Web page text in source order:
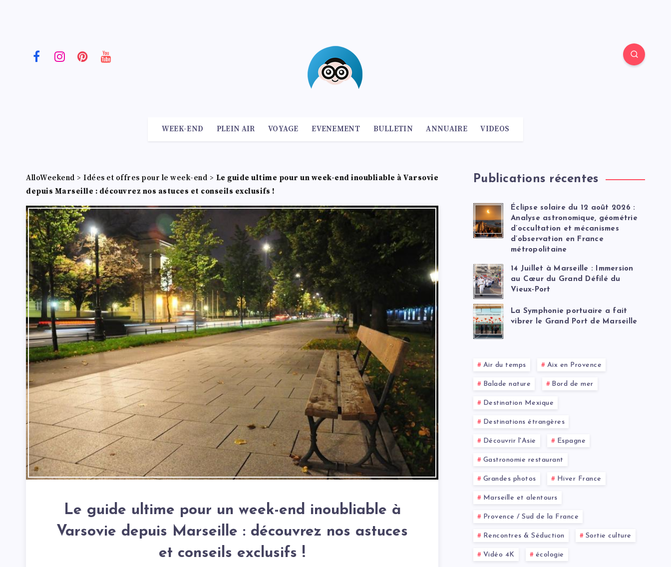
WEEK-END PLEIN AIR VOYAGE EVENEMENT BULLETIN ANNUAIRE VIDEOS
AlloWeekend > Idées et offres pour le week-end > Le guide ultime pour un week-end inoubliable à Varsovie
depuis Marseille : découvrez nos astuces et conseils exclusifs !
Le guide ultime pour un week-end inoubliable à
Varsovie depuis Marseille : découvrez nos astuces
et conseils exclusifs !
Publications récentes
Éclipse solaire du 12 août 2026 :
Analyse astronomique, géométrie
d’occultation et mécanismes
d’observation en France
métropolitaine
14 Juillet à Marseille : Immersion
au Cœur du Grand Défilé du
Vieux-Port
La Symphonie portuaire a fait
vibrer le Grand Port de Marseille
Air du temps Aix en Provence
Balade nature Bord de mer
Destination Mexique
Destinations étrangères
Découvrir l'Asie Espagne
Gastronomie restaurant
Grandes photos Hiver France
Marseille et alentours
Provence / Sud de la France
Rencontres & Séduction Sortie culture
Vidéo 4K écologie